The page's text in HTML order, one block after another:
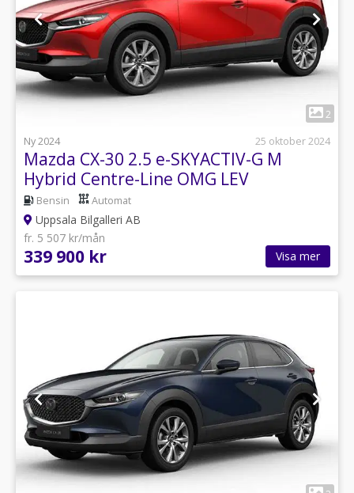
2
Ny 2024
25 oktober 2024
Mazda CX-30 2.5 e-SKYACTIV-G M
Hybrid Centre-Line OMG LEV
Bensin Automat
Uppsala Bilgalleri AB
fr. 5 507 kr/mån
339 900 kr Visa mer